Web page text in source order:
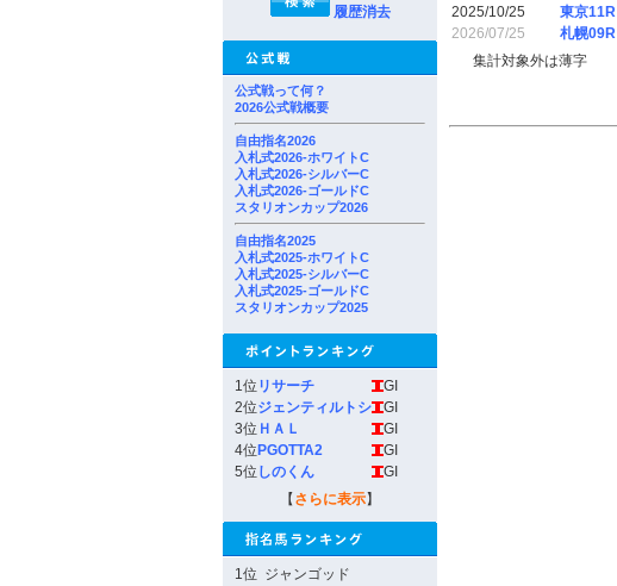
履歴消去
公式戦って何？
2026公式戦概要
自由指名2026
入札式2026-ホワイトC
入札式2026-シルバーC
入札式2026-ゴールドC
スタリオンカップ2026
自由指名2025
入札式2025-ホワイトC
入札式2025-シルバーC
入札式2025-ゴールドC
スタリオンカップ2025
1位 リサーチ
GI
2位ジェンティルトシ
GI
3位 ＨＡＬ
GI
4位 PGOTTA2
GI
5位 しのくん
GI
【 さらに表示】
1位 ジャンゴッド
2025/10/25
東京11R
2026/07/25
札幌09R
集計対象外は薄字